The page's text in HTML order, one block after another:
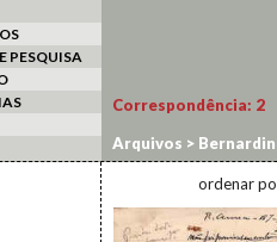
PESQUISA
Correspondência: 2
Arquivos >
ordenar